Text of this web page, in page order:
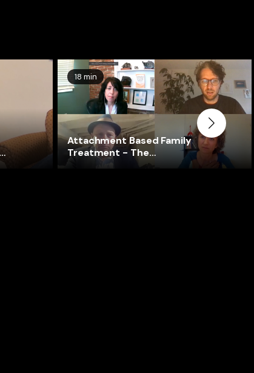
18 min
Attachment Based Family
Treatment - The
attachment task (Task 4)